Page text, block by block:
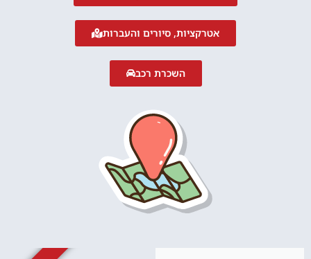
אטרקציות, סיורים והעברות
השכרת רכב